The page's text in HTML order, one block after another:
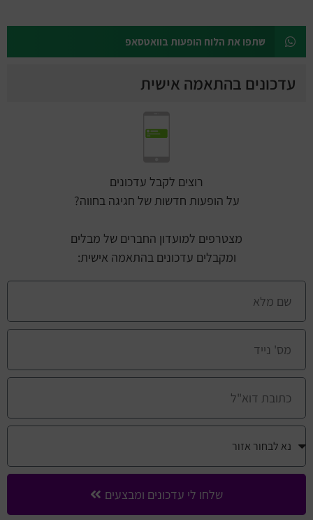
שתפו את הלוח הופעות בוואטסאפ
עדכונים בהתאמה אישית
רוצים לקבל עדכונים
על הופעות חדשות של חגיגה בחווה?
מצטרפים למועדון החברים של מבלים
ומקבלים עדכונים בהתאמה אישית:
שלחו לי עדכונים ומבצעים